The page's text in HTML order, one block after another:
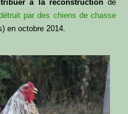
à la reconstructionde
par des chiens de chasse
en octobre 2014.